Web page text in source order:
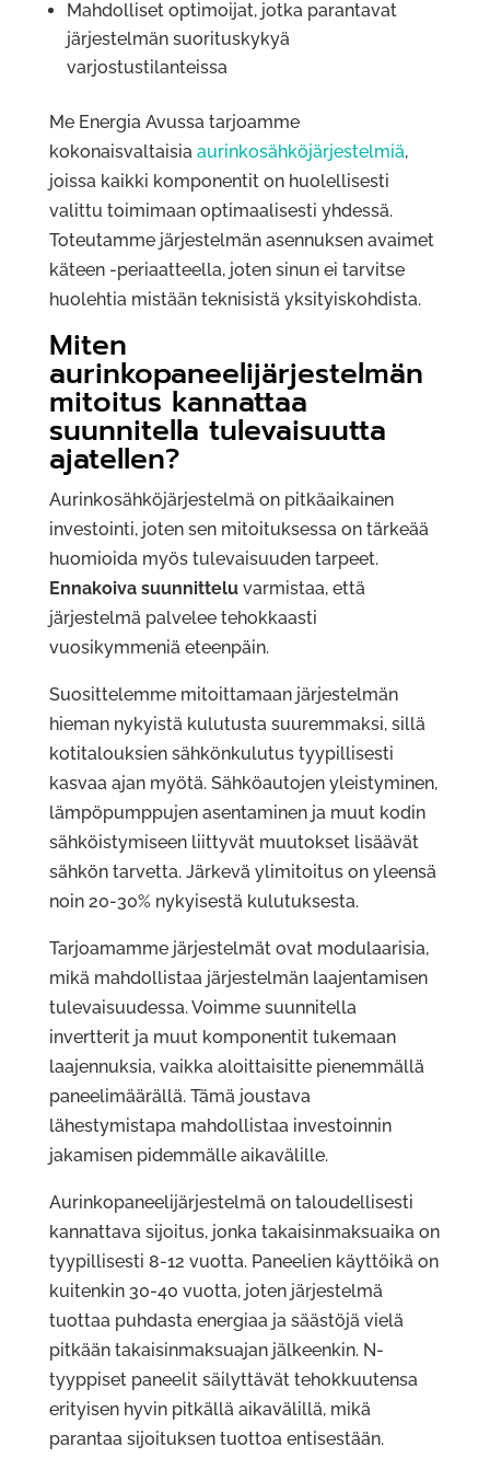
Mahdolliset optimoijat, jotka parantavat
järjestelmän suorituskykyä
varjostustilanteissa
Me Energia Avussa tarjoamme
kokonaisvaltaisia aurinkosähköjärjestelmiä,
joissa kaikki komponentit on huolellisesti
valittu toimimaan optimaalisesti yhdessä.
Toteutamme järjestelmän asennuksen avaimet
käteen -periaatteella, joten sinun ei tarvitse
huolehtia mistään teknisistä yksityiskohdista.
Miten
aurinkopaneelijärjestelmän
mitoitus kannattaa
suunnitella tulevaisuutta
ajatellen?
Aurinkosähköjärjestelmä on pitkäaikainen
investointi, joten sen mitoituksessa on tärkeää
huomioida myös tulevaisuuden tarpeet.
Ennakoiva suunnitteluvarmistaa, että
järjestelmä palvelee tehokkaasti
vuosikymmeniä eteenpäin.
Suosittelemme mitoittamaan järjestelmän
hieman nykyistä kulutusta suuremmaksi, sillä
kotitalouksien sähkönkulutus tyypillisesti
kasvaa ajan myötä. Sähköautojen yleistyminen,
lämpöpumppujen asentaminen ja muut kodin
sähköistymiseen liittyvät muutokset lisäävät
sähkön tarvetta. Järkevä ylimitoitus on yleensä
noin 20-30% nykyisestä kulutuksesta.
Tarjoamamme järjestelmät ovat modulaarisia,
mikä mahdollistaa järjestelmän laajentamisen
tulevaisuudessa. Voimme suunnitella
invertterit ja muut komponentit tukemaan
laajennuksia, vaikka aloittaisitte pienemmällä
paneelimäärällä. Tämä joustava
lähestymistapa mahdollistaa investoinnin
jakamisen pidemmälle aikavälille.
Aurinkopaneelijärjestelmä on taloudellisesti
kannattava sijoitus, jonka takaisinmaksuaika on
tyypillisesti 8-12 vuotta. Paneelien käyttöikä on
kuitenkin 30-40 vuotta, joten järjestelmä
tuottaa puhdasta energiaa ja säästöjä vielä
pitkään takaisinmaksuajan jälkeenkin. N-
tyyppiset paneelit säilyttävät tehokkuutensa
erityisen hyvin pitkällä aikavälillä, mikä
parantaa sijoituksen tuottoa entisestään.